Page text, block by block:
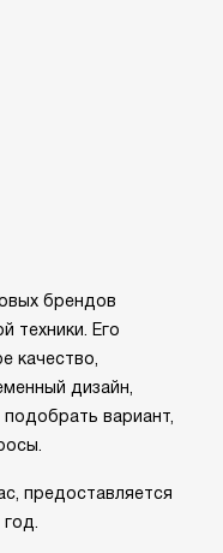
брендов
техники. Его
качество,
дизайн,
вариант,
предоставляется